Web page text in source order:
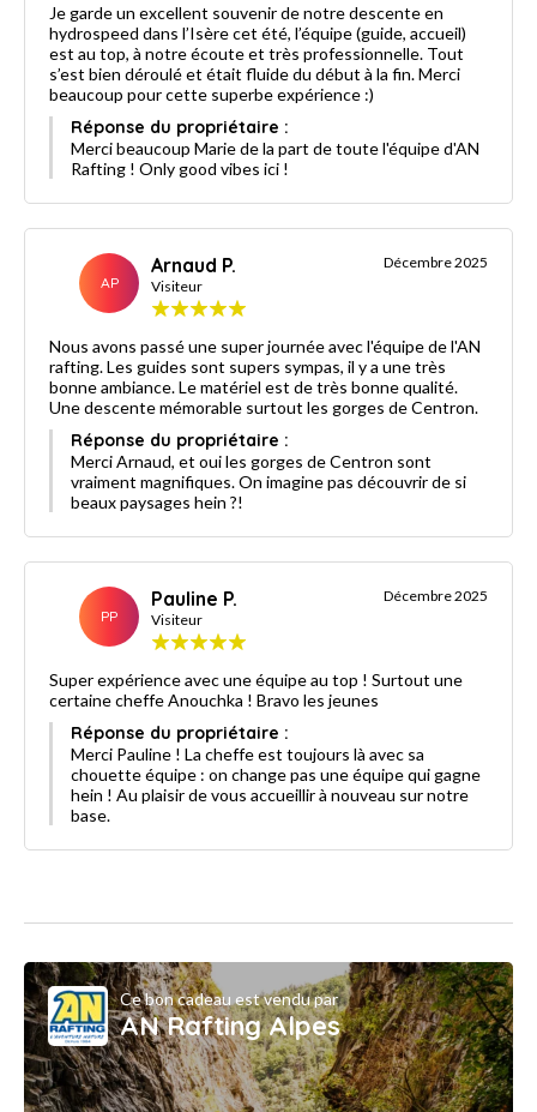
Je garde un excellent souvenir de notre descente en
hydrospeed dans l’Isère cet été, l’équipe (guide, accueil)
est au top, à notre écoute et très professionnelle. Tout
s’est bien déroulé et était fluide du début à la fin. Merci
beaucoup pour cette superbe expérience :)
Réponse du propriétaire :
Merci beaucoup Marie de la part de toute l'équipe d'AN
Rafting ! Only good vibes ici !
AP
Arnaud P.
Visiteur
Décembre 2025
Nous avons passé une super journée avec l'équipe de l'AN
rafting. Les guides sont supers sympas, il y a une très
bonne ambiance. Le matériel est de très bonne qualité.
Une descente mémorable surtout les gorges de Centron.
Réponse du propriétaire :
Merci Arnaud, et oui les gorges de Centron sont
vraiment magnifiques. On imagine pas découvrir de si
beaux paysages hein ?!
PP
Pauline P.
Visiteur
Décembre 2025
Super expérience avec une équipe au top ! Surtout une
certaine cheffe Anouchka ! Bravo les jeunes
Réponse du propriétaire :
Merci Pauline ! La cheffe est toujours là avec sa
chouette équipe : on change pas une équipe qui gagne
hein ! Au plaisir de vous accueillir à nouveau sur notre
base.
Ce bon cadeau est vendu par
AN Rafting Alpes